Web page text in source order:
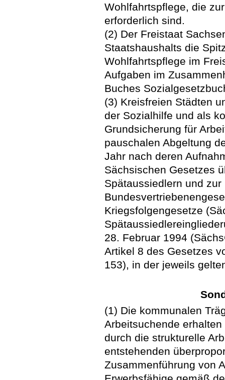
Wohlfahrtspflege, die
erforderlich sind.
(2) Der Freistaat
Staatshaushalts die
Wohlfahrtspflege im
Aufgaben im
Buches
(3) Kreisfreien Städten
der Sozialhilfe und als
Grundsicherung für
pauschalen Abgeltung
Jahr nach deren
Sächsischen Gesetzes
Spätaussiedlern und
Kriegsfolgengesetze
28. Februar 1994
Artikel 8 des Gesetzes
153), in der jeweils
(1) Die kommunalen
Arbeitsuchende
durch die strukturelle
entstehenden
Zusammenführung von